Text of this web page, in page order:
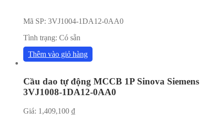
Mã SP: 3VJ1004-1DA12-0AA0
Tình trạng: Có sẵn
Thêm vào giỏ hàng
Cầu dao tự động MCCB 1P Sinova Siemens
3VJ1008-1DA12-0AA0
Giá: 1,409,100 ₫